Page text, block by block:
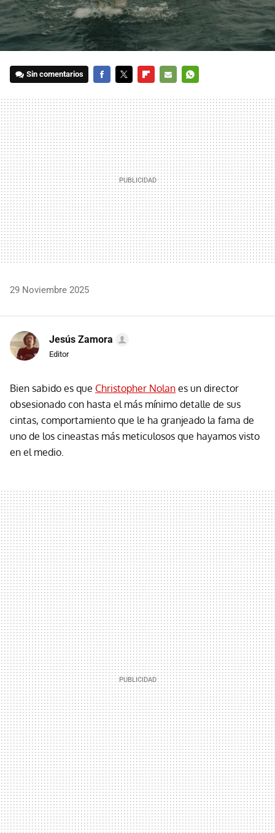
Sin comentarios
MAIL
29 Noviembre 2025
Jesús Zamora
Editor
Bien sabido es que Christopher Nolan es un director
obsesionado con hasta el más mínimo detalle de sus
cintas, comportamiento que le ha granjeado la fama de
uno de los cineastas más meticulosos que hayamos visto
en el medio.